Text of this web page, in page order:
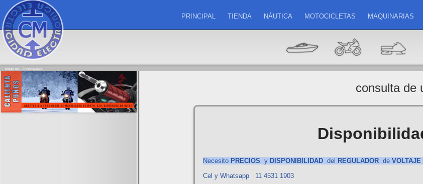
PRINCIPAL TIENDA NÁUTICA MOTOCICLETAS MAQUINARIAS
estas en: -> consultas
consulta de
Necesito PRECIOS y DISPONIBILIDADdel REGULADORde VOLTAJE
Cel y Whatsapp 11 4531 1903